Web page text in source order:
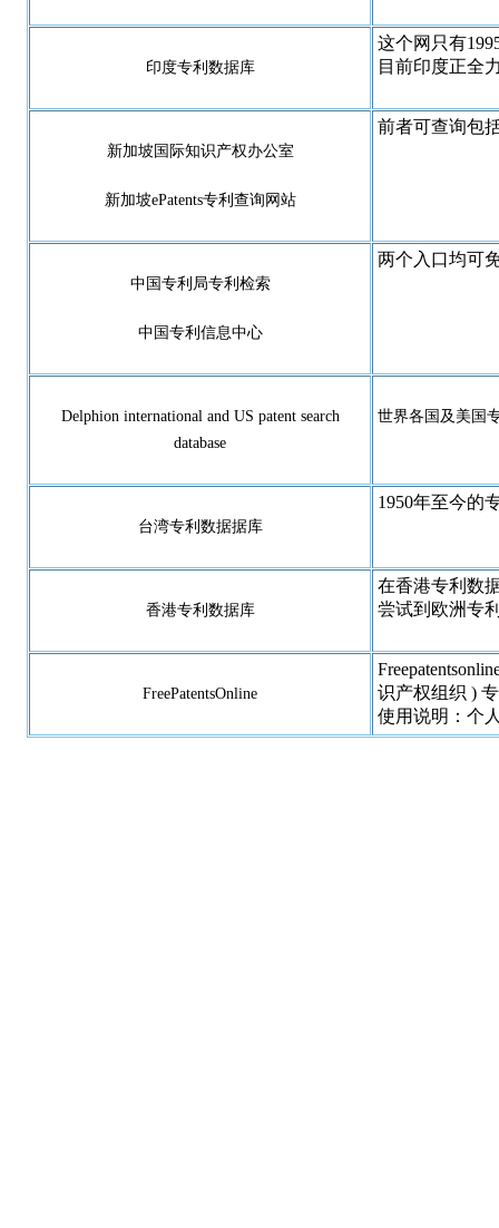
印度专利数据库
这个网只有
目前印度正全
新加坡国际知识产权办公室
新加坡ePatents专利查询网站
前者可查询包
中国专利局专利检索
中国专利信息中心
两个入口均可
Delphion international and US patent search
database
世界各国及美国
台湾专利数据据库
1950年至今的
香港专利数据库
在香港专利数
尝试到欧洲专
FreePatentsOnline
识产权组织 )
使用说明：个